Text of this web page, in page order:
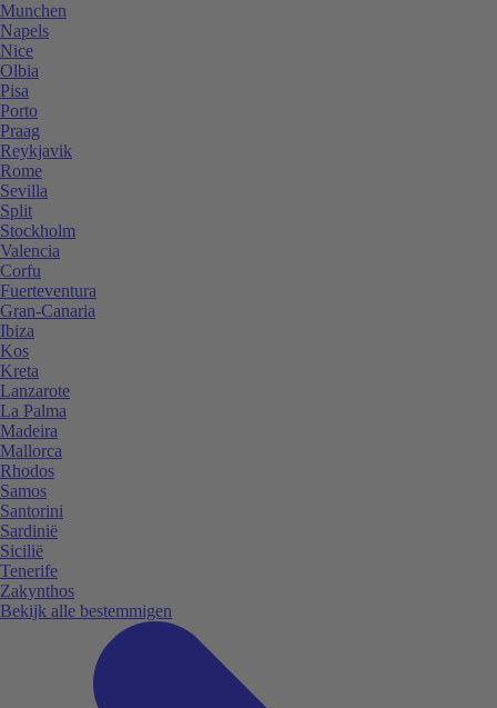
Munchen
Napels
Nice
Olbia
Pisa
Porto
Praag
Reykjavik
Rome
Sevilla
Split
Stockholm
Valencia
Corfu
Fuerteventura
Gran-Canaria
Ibiza
Kos
Kreta
Lanzarote
La Palma
Madeira
Mallorca
Rhodos
Samos
Santorini
Sardinië
Sicilië
Tenerife
Zakynthos
Bekijk alle bestemmigen